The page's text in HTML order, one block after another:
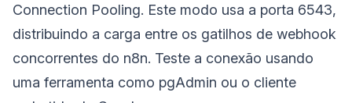
Connection Pooling. Este modo usa a porta 6543,
distribuindo a carga entre os gatilhos de webhook
concorrentes do n8n. Teste a conexão usando
uma ferramenta como pgAdmin ou o cliente